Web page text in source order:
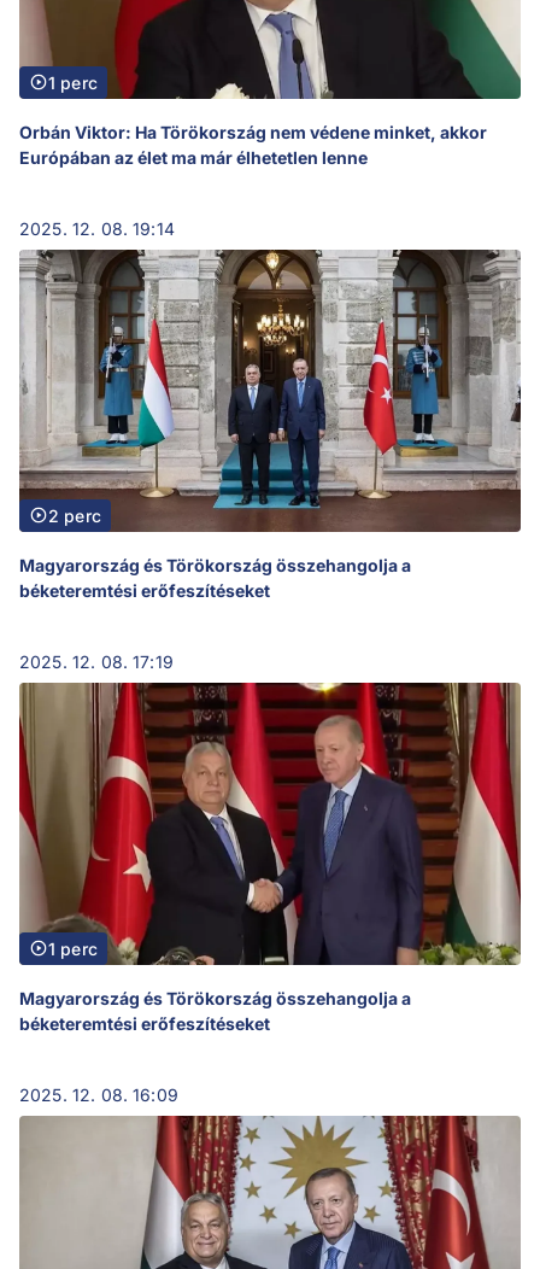
1 perc
Orbán Viktor: Ha Törökország nem védene minket, akkor
Európában az élet ma már élhetetlen lenne
2025. 12. 08. 19:14
2 perc
Magyarország és Törökország összehangolja a
béketeremtési erőfeszítéseket
2025. 12. 08. 17:19
1 perc
Magyarország és Törökország összehangolja a
béketeremtési erőfeszítéseket
2025. 12. 08. 16:09